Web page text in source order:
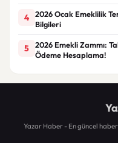
4
2026 Ocak Emeklilik
Bilgileri
5
2026 Emekli Zammı:
Ödeme Hesaplama!
Yazar Haber - En güncel